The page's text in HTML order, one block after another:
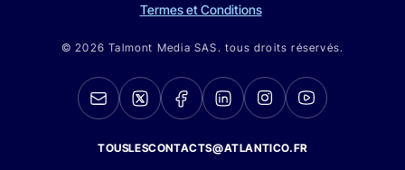
Termes et Conditions
© 2026 Talmont Media SAS. tous droits réservés.
TOUSLESCONTACTS@ATLANTICO.FR